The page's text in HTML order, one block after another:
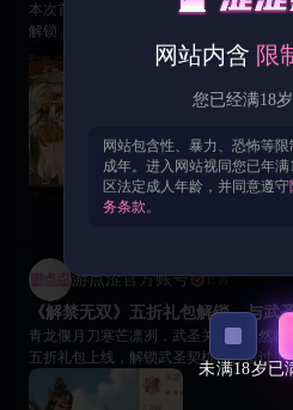
本次首充回馈全面升级，多档特惠礼包
解锁，让你的三国之旅更加精彩！ 💎 首充至尊礼包 开启豪华奖励，快速获
得四星神将黄月英及珍稀道具，解锁专
探索。 💎 特惠成长礼包 超值30元礼包，轻松解锁黄月英稀有永久皮肤，同
时提升角色星级与好感度，养成效率直线提升
主公礼包 98元即可解锁刘备专属幻武【雌雄双股剑】，助力无双觉醒，全线
提升生命、双攻、双防与速度，让主公实力大幅跃升！
雀台与藏精阁玩法全新开启，多位红颜
情，体验专属养成与战力加成，沉浸感满满！ 🙌 与美女英雄角色
互动剧情，情趣宝箱内含蜡烛，皮鞭，
199
游点涩官方账号 官方
《解禁无双》五折礼包解锁，与武
青龙偃月刀寒芒凛冽，武圣关羽已傲然临阵，恭迎
五折礼包上线，解锁武圣契机不容错过！ ⚔【阵容攻略推荐】 桃园铁三角
（关羽 + 刘备 + 张飞）：激活专属羁绊可大幅
品「羊脂玉佩」，强化团队生存与续航能
网站内含 限
您已经满18
网站包含性、暴力、恐怖等
成年。进入网站视同您已年
区法定成人年龄，并同意遵守
务条款。
未满18岁已